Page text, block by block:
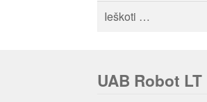
Ieškoti:
UAB Robot LT